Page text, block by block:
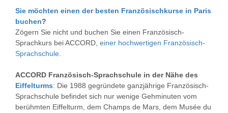
Sie möchten einen der besten Französischkurse in Paris
buchen?
Zögern Sie nicht und buchen Sie einen Französisch-
Sprachkurs bei ACCORD, einer hochwertigen Französisch-
Sprachschule.
ACCORD Französisch-Sprachschule in der Nähe des
Eiffelturms: Die 1988 gegründete ganzjährige Französisch-
Sprachschule befindet sich nur wenige Gehminuten vom
berühmten Eiffelturm, dem Champs de Mars, dem Musée du